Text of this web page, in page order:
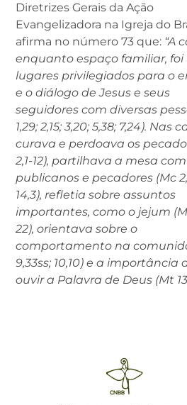
Diretrizes Gerais da Ação
Evangelizadora na Igreja do
afirma no número 73 que: “A
enquanto espaço familiar, foi
lugares privilegiados para o
e o diálogo de Jesus e seus
seguidores com diversas
1,29; 2,15; 3,20; 5,38; 7,24). Nas
curava e perdoava os
2,1-12), partilhava a mesa com
publicanos e pecadores (Mc
14,3), refletia sobre assuntos
importantes, como o jejum
22), orientava sobre o
comportamento na
9,33ss; 10,10) e a importância
ouvir a Palavra de Deus (Mt